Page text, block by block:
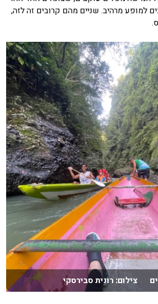
למופע מרהיב. שניים מהם קרובים זה לזה,
צילום: רונית סבירסקי